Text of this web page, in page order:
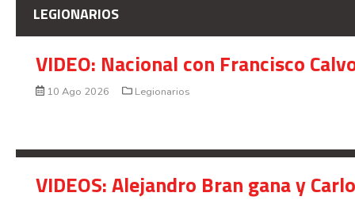
LEGIONARIOS
VIDEO: Nacional con Francisco
10 Ago 2026 Legionarios
VIDEOS: Alejandro Bran gana y